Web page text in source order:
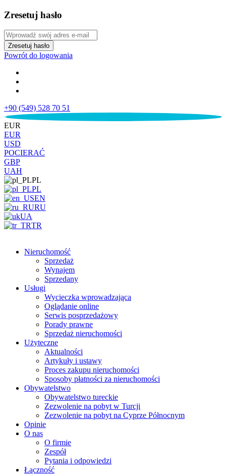
Zresetuj hasło
Zresetuj hasło
Powrót do logowania
+90 (549) 528 70 51
€
EUR
EUR
USD
POCIERAĆ
GBP
UAH
PL
PL
EN
RU
UA
TR
Nieruchomość
Sprzedaż
Wynajem
Sprzedany
Usługi
Wycieczka wprowadzająca
Oglądanie online
Serwis posprzedażowy
Porady prawne
Sprzedaż nieruchomości
Użyteczne
Aktualności
Artykuły i ustawy
Proces zakupu nieruchomości
Sposoby płatności za nieruchomości
Obywatelstwo
Obywatelstwo tureckie
Zezwolenie na pobyt w Turcji
Zezwolenie na pobyt na Cyprze Północnym
Opinie
O nas
O firmie
Zespół
Pytania i odpowiedzi
Łączność